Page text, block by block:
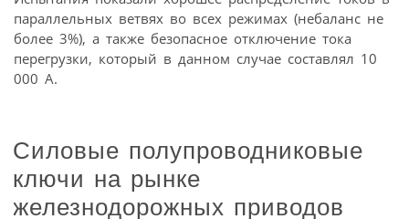
параллельных ветвях во всех режимах (небаланс не
более 3%), а также безопасное отключение тока
перегрузки, который в данном случае составлял 10
000 А.
Силовые полупроводниковые
ключи на рынке
железнодорожных приводов